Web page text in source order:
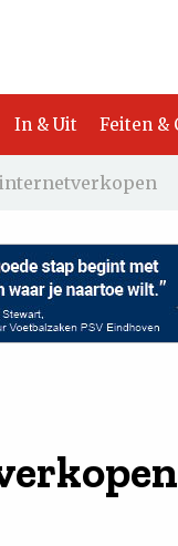
In & Uit Feiten &